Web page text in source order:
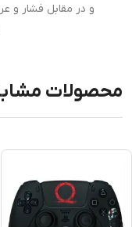
و در مقابل فشار و
محصولات